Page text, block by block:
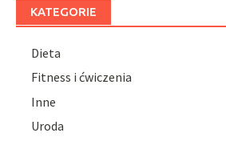
KATEGORIE
Dieta
Fitness i ćwiczenia
Inne
Uroda